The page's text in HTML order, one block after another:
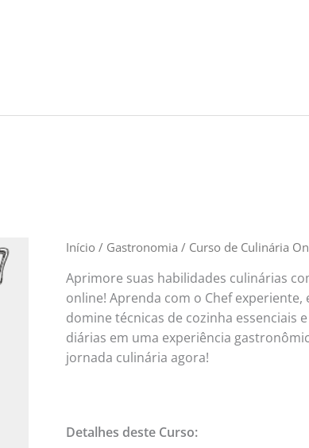
Início / Gastronomia / Curso de Culinária
Aprimore suas habilidades culinárias
online! Aprenda com o Chef experiente,
domine técnicas de cozinha essenciais
diárias em uma experiência
jornada culinária agora!
Detalhes deste Curso: